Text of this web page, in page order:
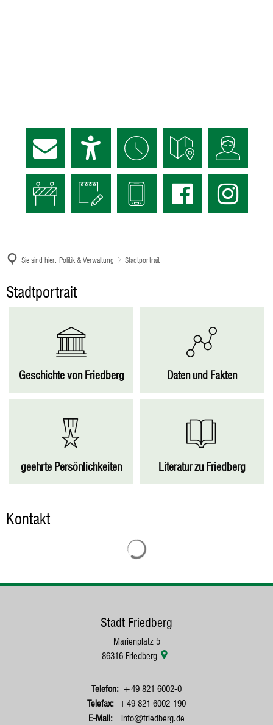
Sie sind hier: Politik & Verwaltung Stadtportrait
Stadtportrait
Stadtportrait
Geschichte von Friedberg Daten und Fakten
geehrte Persönlichkeiten Literatur zu Friedberg
Kontakt
Stadt Friedberg
Marienplatz 5
86316 Friedberg
+49 821 6002-0
+49 821 6002-190
info@friedberg.de